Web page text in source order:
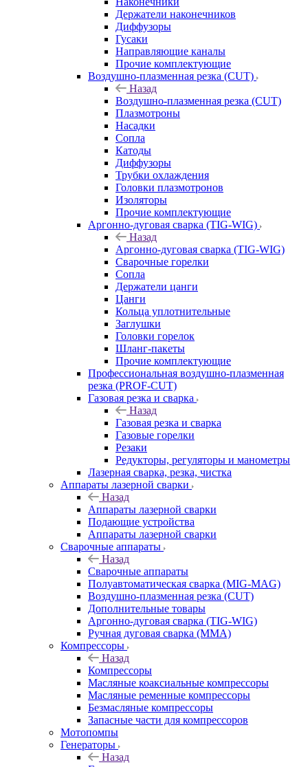
Держатели наконечников
Диффузоры
Гусаки
Направляющие каналы
Прочие комплектующие
Воздушно-плазменная резка (CUT)
Назад
Воздушно-плазменная резка (CUT)
Плазмотроны
Насадки
Сопла
Катоды
Диффузоры
Трубки охлаждения
Головки плазмотронов
Изоляторы
Прочие комплектующие
Аргонно-дуговая сварка (TIG-WIG)
Назад
Аргонно-дуговая сварка (TIG-WIG)
Сварочные горелки
Сопла
Держатели цанги
Цанги
Кольца уплотнительные
Заглушки
Головки горелок
Шланг-пакеты
Прочие комплектующие
Профессиональная воздушно-плазменная
резка (PROF-CUT)
Газовая резка и сварка
Назад
Газовая резка и сварка
Газовые горелки
Резаки
Редукторы, регуляторы и манометры
Лазерная сварка, резка, чистка
Аппараты лазерной сварки
Назад
Аппараты лазерной сварки
Подающие устройства
Аппараты лазерной сварки
Сварочные аппараты
Назад
Сварочные аппараты
Полуавтоматическая сварка (MIG-MAG)
Воздушно-плазменная резка (CUT)
Дополнительные товары
Аргонно-дуговая сварка (TIG-WIG)
Ручная дуговая сварка (MMA)
Компрессоры
Назад
Компрессоры
Масляные коаксиальные компрессоры
Масляные ременные компрессоры
Безмасляные компрессоры
Запасные части для компрессоров
Мотопомпы
Генераторы
Назад